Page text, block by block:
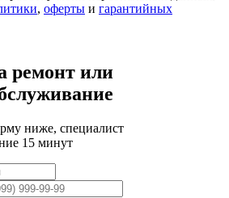
, оферты и гарантийных
ремонт или
ниже, специалист
15 минут